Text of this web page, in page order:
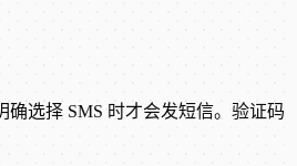
确选择 SMS 时才会发短信。验证码